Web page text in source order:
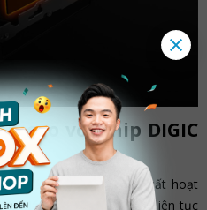
cao với chip DIGIC
mẽ mang đến hiệu suất hoạt
Máy có khả năng chụp liên tục